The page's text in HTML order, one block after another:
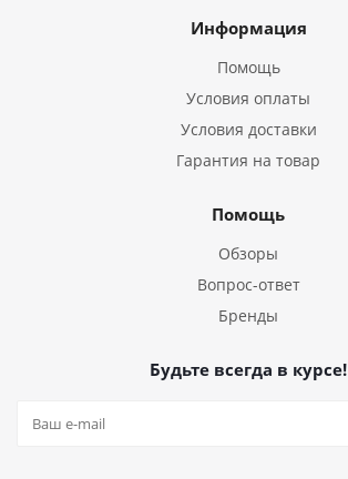
Информация
Помощь
Условия оплаты
Условия доставки
Гарантия на товар
Помощь
Обзоры
Вопрос-ответ
Бренды
Будьте всегда в курсе!